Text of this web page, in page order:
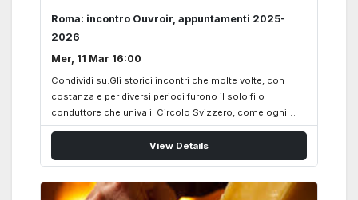
Roma: incontro Ouvroir, appuntamenti 2025-
2026
Mer, 11 Mar 16:00
Condividi su:Gli storici incontri che molte volte, con
costanza e per diversi periodi furono il solo filo
conduttore che univa il Circolo Svizzero, come ogni
anno in autunno riprendono forza e vigore. Anche
quest’anno, 2025-2026, gli incontri dell’Ouvroir verranno
condotti dalla Socia Evelina Degli Abbati e si terranno
Marcello Malpighi 14, dalle ore 16.30 alle 18.00 nelle
View Details